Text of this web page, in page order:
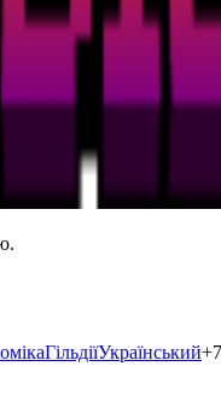
ГільдіїУкраїнський+7